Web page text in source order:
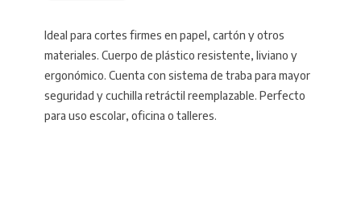
Ideal para cortes firmes en papel, cartón y otros
materiales. Cuerpo de plástico resistente, liviano y
ergonómico. Cuenta con sistema de traba para mayor
seguridad y cuchilla retráctil reemplazable. Perfecto
para uso escolar, oficina o talleres.